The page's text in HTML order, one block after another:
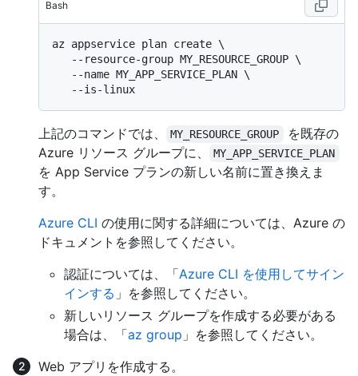
Bash
az appservice plan create \
上記のコマンドでは、 MY_RESOURCE_GROUP
を既存の
Azure リソース グループに、
MY_APP_SERVICE_PLAN
を App Service プランの新しい名前に置き換えま
す。
Azure CLI の使用に関する詳細については、Azure の
ドキュメントを参照してください。
認証については、「Azure CLI を使用してサイン
インする 」を参照してください。
新しいリソース グループを作成する必要がある
場合は、「az group 」を参照してください。
Web アプリを作成する。